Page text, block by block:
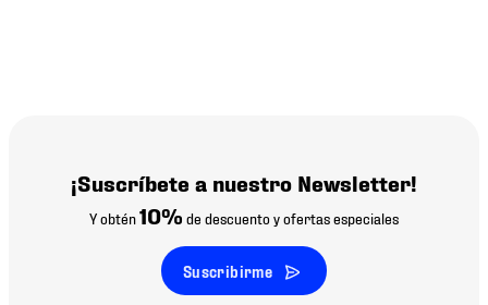
¡Suscríbete a nuestro Newsletter!
Y obtén10% de descuento y ofertas especiales
Suscribirme